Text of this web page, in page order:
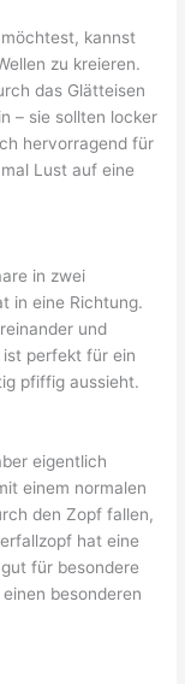
kannst
zu kreieren.
das Glätteisen
– sie sollten locker
hervorragend für
Lust auf eine
in zwei
in eine Richtung.
und
ist perfekt für ein
pfiffig aussieht.
eigentlich
einem normalen
den Zopf fallen,
hat eine
für besondere
besonderen